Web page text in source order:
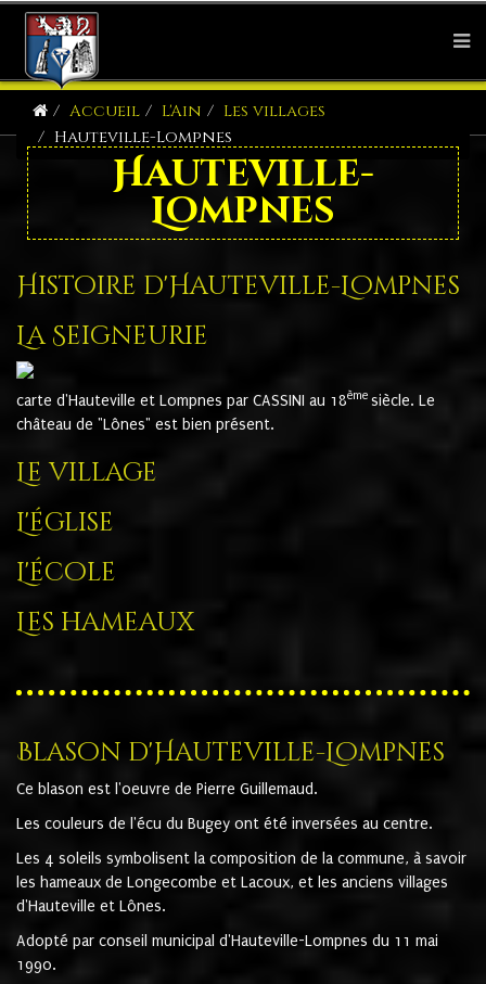
Accueil L'Ain
Les villages
Hauteville-Lompnes
Hauteville-
Lompnes
Histoire d'Hauteville-Lompnes
La Seigneurie
carte d'Hauteville et Lompnes par CASSINI au 18ème siècle. Le
château de "Lônes" est bien présent.
Le village
L'église
L'école
Les hameaux
Blason d'Hauteville-Lompnes
Ce blason est l'oeuvre de Pierre Guillemaud.
Les couleurs de l'écu du Bugey ont été inversées au centre.
Les 4 soleils symbolisent la composition de la commune, à savoir
les hameaux de Longecombe et Lacoux, et les anciens villages
d'Hauteville et Lônes.
Adopté par conseil municipal d'Hauteville-Lompnes du 11 mai
1990.